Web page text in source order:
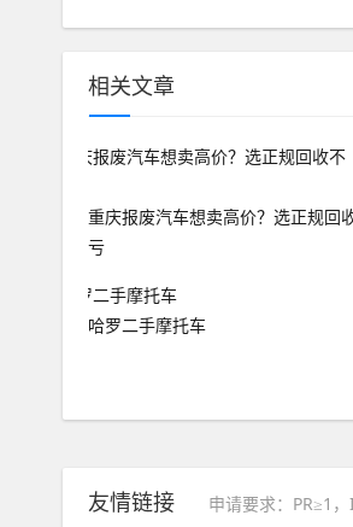
相关文章
重庆报废汽车想卖高价？选正规回
亏
哈罗二手摩托车
友情链接 申请要求：PR≥1